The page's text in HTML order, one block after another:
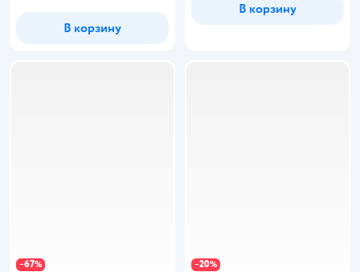
В корзину
В корзину
−67% −20%